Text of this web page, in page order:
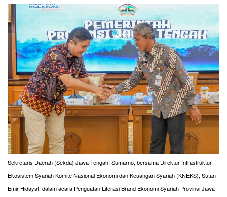
Sekretaris Daerah (Sekda) Jawa Tengah, Sumarno, bersama Direktur Infrastruktur
Ekosistem Syariah Komite Nasional Ekonomi dan Keuangan Syariah (KNEKS), Sutan
Emir Hidayat, dalam acara Penguatan Literasi Brand Ekonomi Syariah Provinsi Jawa